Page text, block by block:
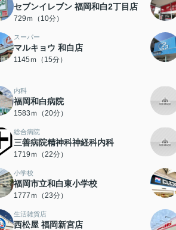
セブンイレブン 福岡和白2丁目店
729ｍ（10分）
スーパー
マルキョウ 和白店
1145ｍ（15分）
内科
福岡和白病院
1583ｍ（20分）
総合病院
三善病院精神科神経科内科
1719ｍ（22分）
小学校
福岡市立和白東小学校
1777ｍ（23分）
生活雑貨店
西松屋 福岡新宮店